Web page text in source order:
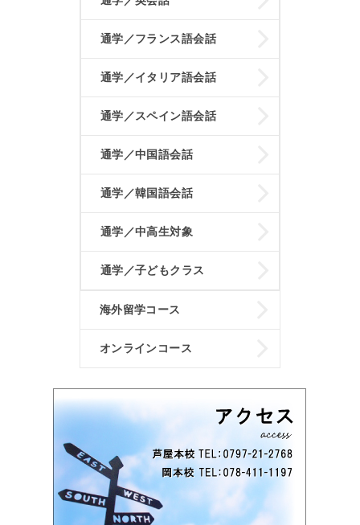
通学／フランス語会話
通学／イタリア語会話
通学／スペイン語会話
通学／中国語会話
通学／韓国語会話
通学／中高生対象
通学／子どもクラス
海外留学コース
オンラインコース